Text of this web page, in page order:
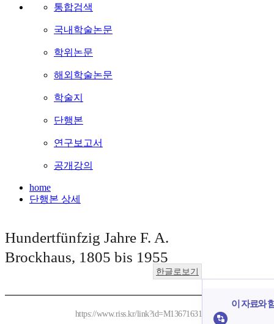
통합검색
국내학술논문
학위논문
해외학술논문
학술지
단행본
연구보고서
공개강의
home
단행본 상세
Hundertfünfzig Jahre F. A.
Brockhaus, 1805 bis 1955
한글로보기
https://www.riss.kr/link?id=M13671631
이 자료와